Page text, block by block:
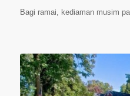
Bagi ramai, kediaman musim